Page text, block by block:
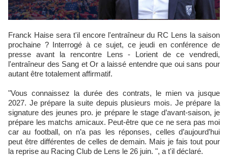
Franck Haise sera t'il encore l'entraîneur du RC Lens la saison
prochaine ? Interrogé à ce sujet, ce jeudi en conférence de
presse avant la rencontre Lens - Lorient de ce vendredi,
l'entraîneur des Sang et Or a laissé entendre que oui sans pour
autant être totalement affirmatif.
"Vous connaissez la durée des contrats, le mien va jusque
2027. Je prépare la suite depuis plusieurs mois. Je prépare la
signature des jeunes pro. je prépare le stage d’avant-saison, je
prépare les matchs amicaux. Peut-être que ce ne sera pas moi
car au football, on n’a pas les réponses, celles d’aujourd’hui
peut être différentes de celles de demain. Mais je fais tout pour
la reprise au Racing Club de Lens le 26 juin. ", a t'il déclaré.